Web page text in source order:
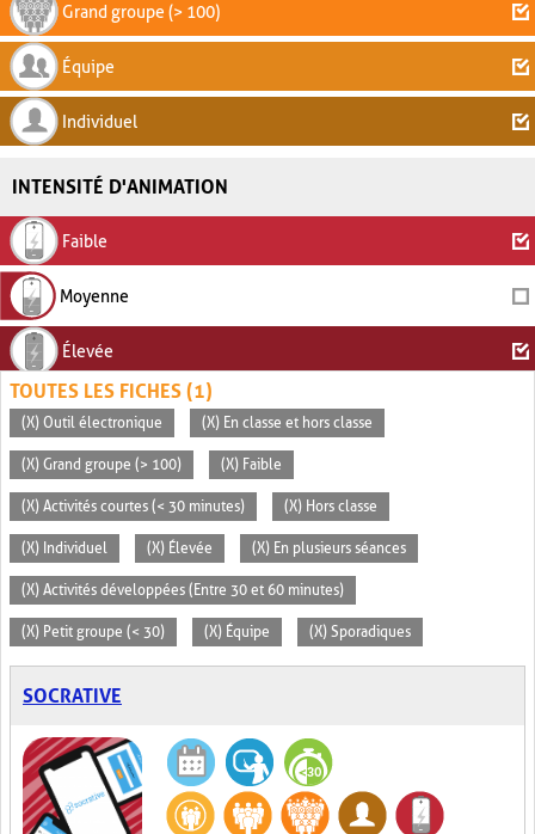
Grand groupe (> 100)
Équipe
Individuel
INTENSITÉ D'ANIMATION
Faible
Moyenne
Élevée
TOUTES LES FICHES (1)
(X) Outil électronique (X) En classe et hors classe
(X) Grand groupe (> 100) (X) Faible
(X) Activités courtes (< 30 minutes) (X) Hors classe
(X) Individuel (X) Élevée (X) En plusieurs séances
(X) Activités développées (Entre 30 et 60 minutes)
(X) Petit groupe (< 30) (X) Équipe (X) Sporadiques
SOCRATIVE